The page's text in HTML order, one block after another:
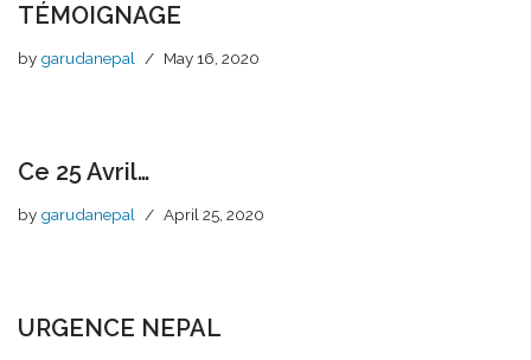
TÉMOIGNAGE
by garudanepal May 16, 2020
Ce 25 Avril…
by garudanepal April 25, 2020
URGENCE NEPAL